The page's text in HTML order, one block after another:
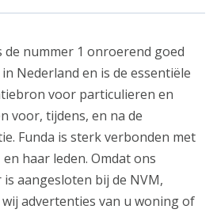
de nummer 1 onroerend goed
Nederland en is de essentiële
voor particulieren en
voor, tijdens, en na de
Funda is sterk verbonden met
en haar leden. Omdat ons
aangesloten bij de NVM,
advertenties van u woning of